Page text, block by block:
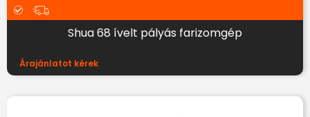
Shua 68 ívelt pályás farizomgép
Árajánlatot kérek